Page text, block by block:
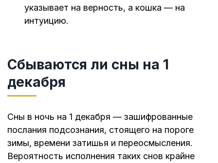
указывает на верность, а кошка — на
интуицию.
Сбываются ли сны на 1
декабря
Сны в ночь на 1 декабря — зашифрованные
послания подсознания, стоящего на пороге
зимы, времени затишья и переосмысления.
Вероятность исполнения таких снов крайне